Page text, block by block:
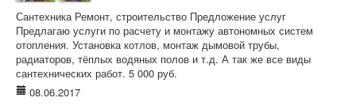
Сантехника Ремонт, строительство Предложение услуг
Предлагаю услуги по расчету и монтажу автономных систем
отопления. Установка котлов, монтаж дымовой трубы,
радиаторов, тёплых водяных полов и т.д. А так же все виды
сантехнических работ. 5 000 руб.
08.06.2017